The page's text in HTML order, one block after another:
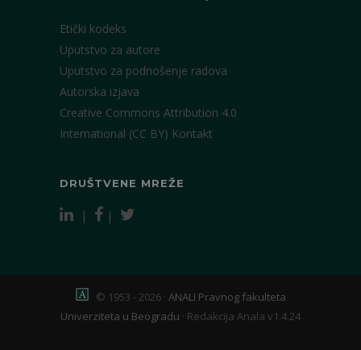
Etički kodeks
Uputstvo za autore
Uputstvo za podnošenje radova
Autorska izjava
Creative Commons Attribution 4.0
International (CC BY) Kontakt
DRUŠTVENE MREŽE
| |
© 1953 - 2026 · ANALI Pravnog fakulteta
Univerziteta u Beogradu · Redakcija Anala v1.4.24